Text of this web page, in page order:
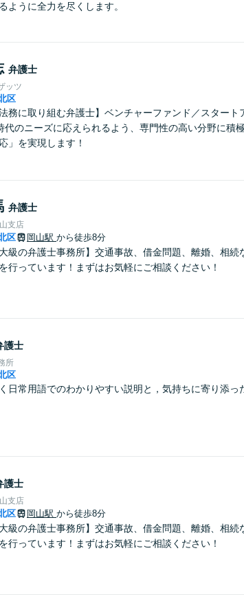
ように全力を尽くします。
弁護士
ッツ
区
法務に取り組む弁護士】ベンチャーファンド／スター
代のニーズに応えられるよう、専門性の高い分野に積
」を実現します！
弁護士
支店
区 岡山駅 から徒歩8分
大級の弁護士事務所】交通事故、借金問題、離婚、相
行っています！まずはお気軽にご相談ください！
護士
所
区
日常用語でのわかりやすい説明と，気持ちに寄り添っ
護士
支店
区 岡山駅 から徒歩8分
大級の弁護士事務所】交通事故、借金問題、離婚、相
行っています！まずはお気軽にご相談ください！